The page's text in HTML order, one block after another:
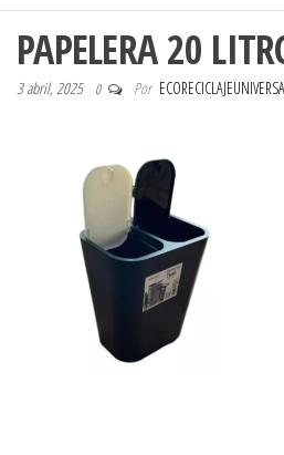
PAPELERA 20
3 abril, 2025 0 Por